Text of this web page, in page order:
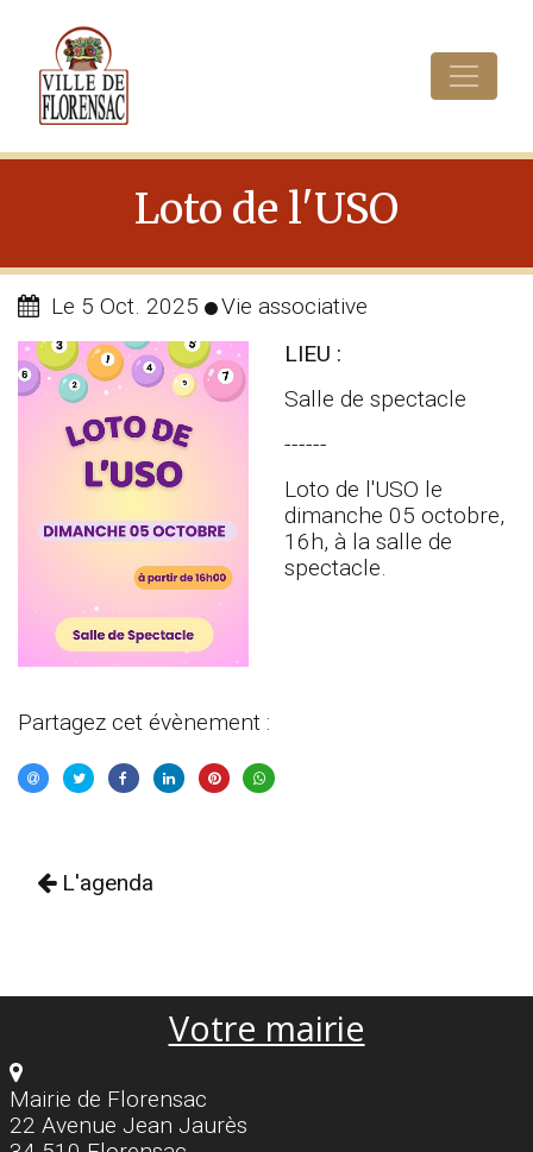
Loto de l'USO
Le 5 Oct. 2025
Vie associative
LIEU :
Salle de spectacle
------
Loto de l'USO le
dimanche 05 octobre,
16h, à la salle de
spectacle.
Partagez cet évènement :
L'agenda
Votre mairie
Mairie de Florensac
22 Avenue Jean Jaurès